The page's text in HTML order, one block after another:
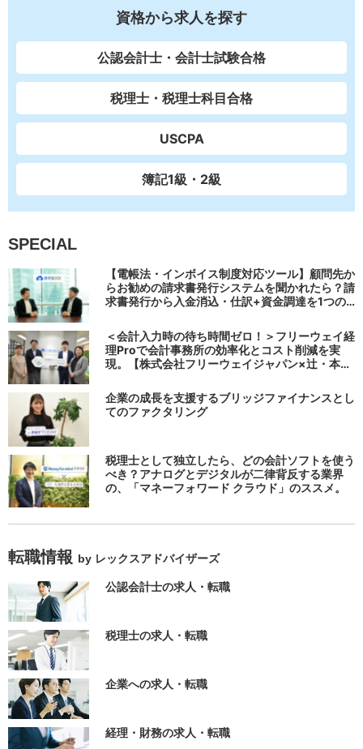
資格から求人を探す
公認会計士・会計士試験合格
税理士・税理士科目合格
USCPA
簿記1級・2級
SPECIAL
【電帳法・インボイス制度対応ツール】顧問先か
らお勧めの請求書発行システムを聞かれたら？請
求書発行から入金消込・仕訳+資金調達を1つの
＜会計入力時の待ち時間ゼロ！＞フリーウェイ経
理Proで会計事務所の効率化とコスト削減を実
現。【株式会社フリーウェイジャパン×辻・本郷
企業の成長を支援するブリッジファイナンスとし
てのファクタリング
税理士として独立したら、どの会計ソフトを使う
べき？アナログとデジタルが二律背反する業界
の、「マネーフォワード クラウド」のススメ。
転職情報 by レックスアドバイザーズ
公認会計士の求人・転職
税理士の求人・転職
企業への求人・転職
経理・財務の求人・転職